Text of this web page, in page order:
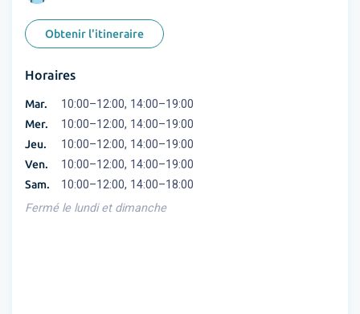
Obtenir l'itineraire
Horaires
Mar. 10:00–12:00, 14:00–19:00
Mer. 10:00–12:00, 14:00–19:00
Jeu. 10:00–12:00, 14:00–19:00
Ven. 10:00–12:00, 14:00–19:00
Sam.
10:00–12:00, 14:00–18:00
Fermé le lundi et dimanche